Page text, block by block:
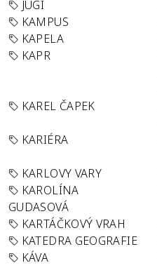
JUGI
KAMPUS
KAPELA
KAPR
KAREL ČAPEK
KARIÉRA
KARLOVY VARY
KAROLÍNA
GUDASOVÁ
KARTÁČKOVÝ VRAH
KATEDRA GEOGRAFIE
KÁVA